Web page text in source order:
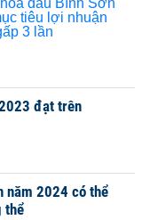
đạt trên
năm 2024 có thể
thể